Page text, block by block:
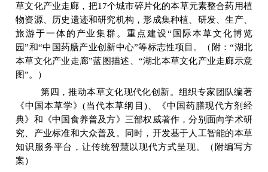
草文化产业走廊，把17个城市碎片化的本草元素整合药用植
物资源、历史遗迹和研究机构，形成集种植、研发、生产、
旅游于一体的产业集群。重点建设“ 国际本草文化博览
园”和“中国药膳产业创新中心”等标志性项目。（附：“湖北
本草文化产业走廊”蓝图描述、 “湖北本草文化产业走廊示意
图”。）
第四，推动本草文化现代化创新。组织专家团队编著
《中国本草学》(当代本草纲目 )、《中国药膳现代方剂经
典》和《中国食养普及方》三部权威著作，分别面向学术研
究、产业标准和大众普及。同时，开发基于人工智能的本草
知识服务平台，让传统智慧以现代方式呈现。（附编写方
案）